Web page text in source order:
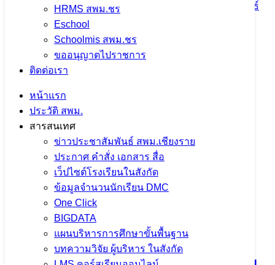
HRMS สพม.ชร
Eschool
Schoolmis สพม.ชร
ขออนุญาตไปราชการ
ติดต่อเรา
หน้าแรก
ประวัติ สพม.
สารสนเทศ
ข่าวประชาสัมพันธ์ สพม.เชียงราย
ประกาศ คำสั่ง เอกสาร สื่อ
เว็ปไซต์โรงเรียนในสังกัด
ข้อมูลจำนวนนักเรียน DMC
One Click
BIGDATA
แผนบริหารการศึกษาขั้นพื้นฐาน
บทความวิจัย ผู้บริหาร ในสังกัด
5 มิถุนายน 20245 มิถุนายน 2024
ข่าวประชาสัมพันธ์
สพม.เชียงราย,ปชส. จาก ใน-นอก
จำนวนผู้ชม: 1,565
ลงพื้นที่ !!! ตรวจเยี่ยมการเรียนการสอน
ประจำภาคเรียนที 1/2567 ตามนโยบาย